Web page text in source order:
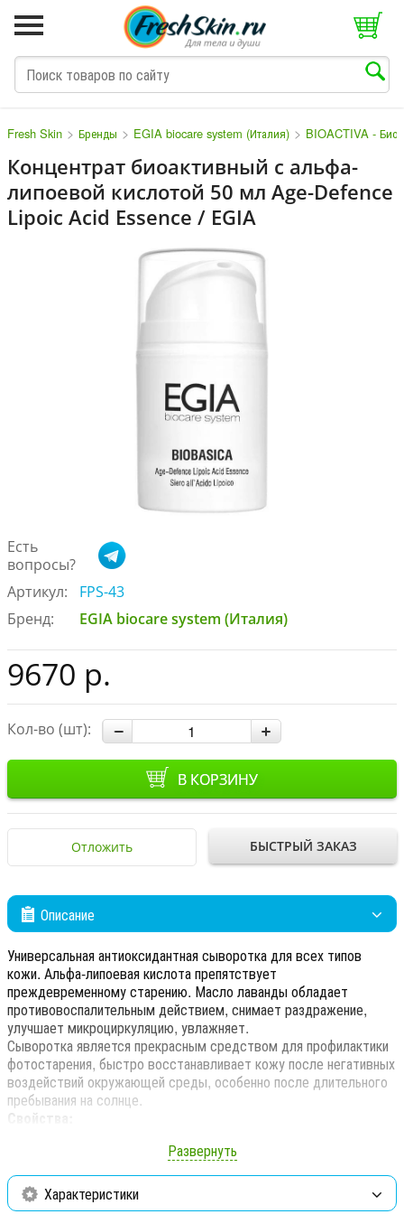
Fresh Skin > Бренды > EGIA biocare system (Италия) > BIOACTIVA -
Концентрат биоактивный с альфа-
липоевой кислотой 50 мл Age-Defence
Lipoic Acid Essence / EGIA
Есть
вопросы?
Артикул:
FPS-43
Бренд:
EGIA biocare system (Италия)
9670 р.
Кол-во (шт):
В КОРЗИНУ
Отложить БЫСТРЫЙ ЗАКАЗ
Описание
Универсальная антиоксидантная сыворотка для всех типов
кожи. Альфа-липоевая кислота препятствует
преждевременному старению. Масло лаванды обладает
противовоспалительным действием, снимает раздражение,
улучшает микроциркуляцию, увлажняет.
Сыворотка является прекрасным средством для профилактики
фотостарения, быстро восстанавливает кожу после негативных
воздействий окружающей среды, особенно после длительного
пребывания на солнце.
Свойства:
Восстанавливает кожу после загара
Устраняет признаки стресса и усталости
Развернуть
Характеристики
M N O P Q S T V